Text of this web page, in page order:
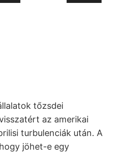
tőzsdei
az amerikai
turbulenciák után. A
jöhet-e egy